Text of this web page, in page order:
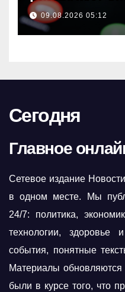
картам детей
09.08.2026 05:12
Сегодня
Главное
Сетевое издание
в одном месте. Мы
24/7: политика,
технологии, здоровье
события, понятные
Материалы
были в курсе того, что